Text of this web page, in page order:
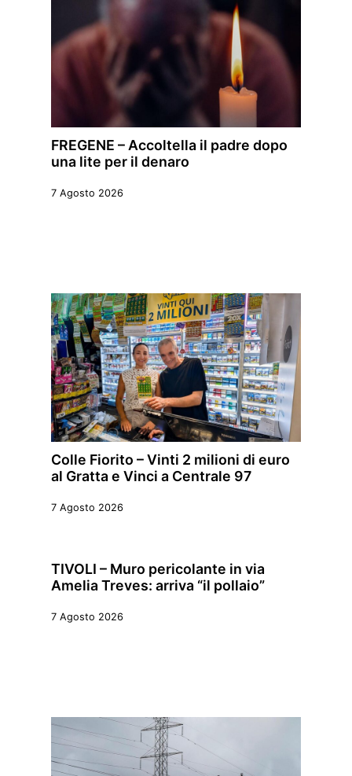
FREGENE – Accoltella il padre dopo
una lite per il denaro
7 Agosto 2026
Colle Fiorito – Vinti 2 milioni di euro
al Gratta e Vinci a Centrale 97
7 Agosto 2026
TIVOLI – Muro pericolante in via
Amelia Treves: arriva “il pollaio”
7 Agosto 2026